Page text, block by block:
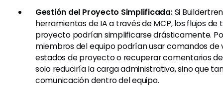
Gestión del Proyecto Simplificada:Si
herramientas de IA a través de MCP, los flujos de
proyecto podrían simplificarse drásticamente.
miembros del equipo podrían usar comandos de
estados de proyecto o recuperar comentarios
solo reduciría la carga administrativa, sino que
comunicación dentro del equipo.